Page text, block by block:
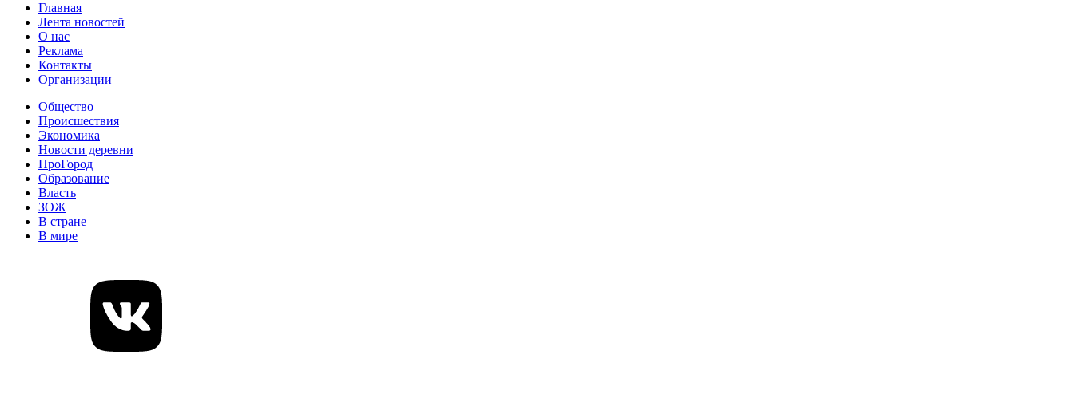
Главная
Лента новостей
О нас
Реклама
Контакты
Организации
Общество
Происшествия
Экономика
Новости деревни
ПроГород
Образование
Власть
ЗОЖ
В стране
В мире